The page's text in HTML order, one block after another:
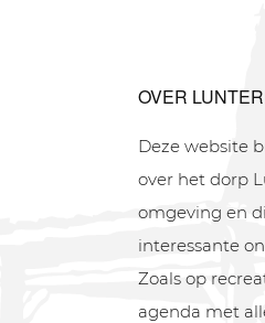
OVER
Deze website
over het dorp
omgeving en
interessante
Zoals op
agenda met